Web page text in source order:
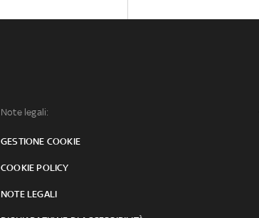
Note legali:
GESTIONE COOKIE
COOKIE POLICY
NOTE LEGALI